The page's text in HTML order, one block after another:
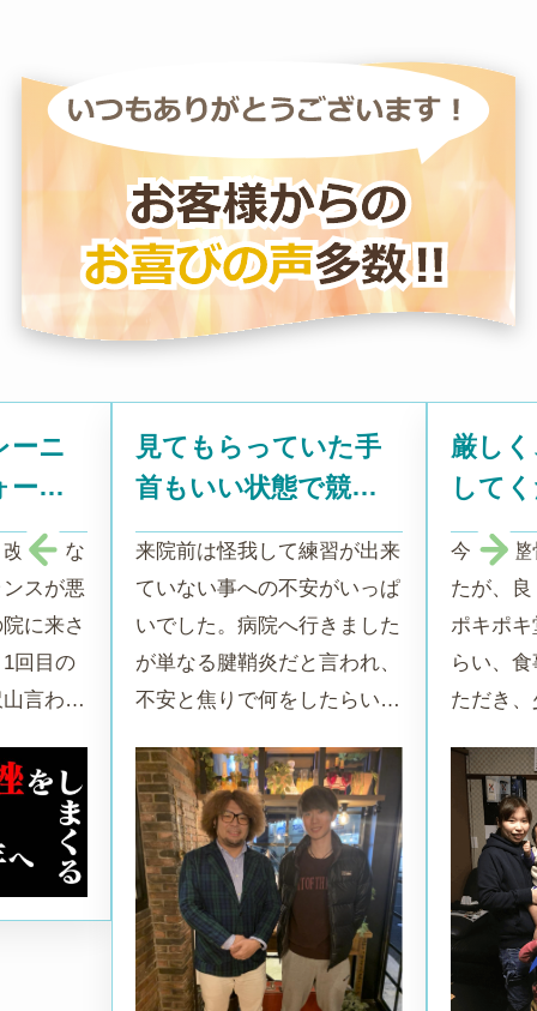
ーニ
ーマ
善しな
スが悪
に来さ
回目の
言わ
ニング
などを
腰痛が
なりま
は他の
見てもらっていた手
首もいい状態で競技
を続けられているの
でポキポキ堂に出会
えてよかったです。
来院前は怪我して練習が出来
ていない事への不安がいっぱ
いでした。病院へ行きました
が単なる腱鞘炎だと言われ、
不安と焦りで何をしたらいい
た。そこでホームページでポ
キポキ堂のことを知って、一
度見てもらおうと思い来院し
ました。そして自分の怪我が
なぜ起こったのか、どうして
行けば治っていくのかを明確
に示して頂き前向きに取り組
厳し
して
ても
本人
のが
いま
今まで
たが、
ポキポ
らい、
ただき
います
のは体
ました
てもら
る決心
優しく
とても